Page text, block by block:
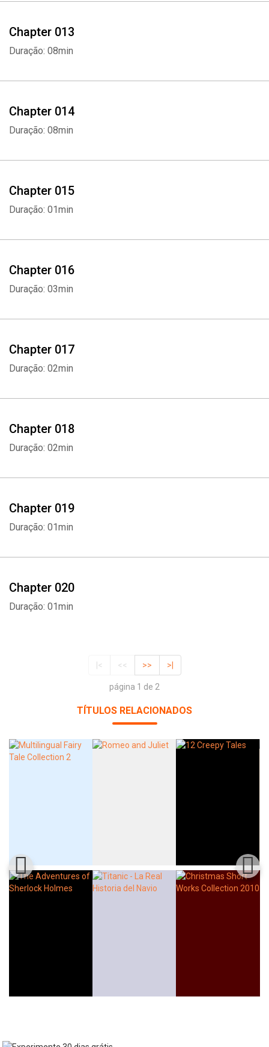
Chapter 013
Duração: 08min
Chapter 014
Duração: 08min
Chapter 015
Duração: 01min
Chapter 016
Duração: 03min
Chapter 017
Duração: 02min
Chapter 018
Duração: 02min
Chapter 019
Duração: 01min
Chapter 020
Duração: 01min
|< << >> >|
página 1 de 2
TÍTULOS RELACIONADOS